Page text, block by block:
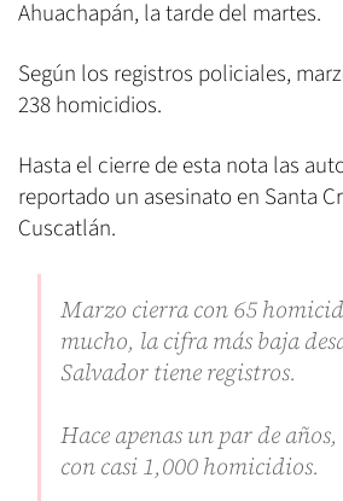
Ahuachapán, la tarde del martes.
Según los registros policiales,
238 homicidios.
Hasta el cierre de esta nota las
reportado un asesinato en Santa
Cuscatlán.
Marzo cierra con 65
mucho, la cifra más baja
Salvador tiene registros.
Hace apenas un par de
con casi 1,000 homicidios.